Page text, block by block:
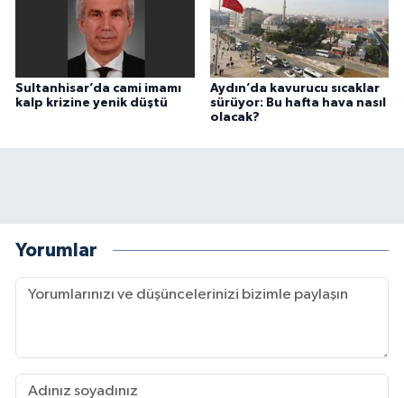
Sultanhisar’da cami imamı
kalp krizine yenik düştü
Aydın’da kavurucu sıcaklar
sürüyor: Bu hafta hava nasıl
olacak?
Yorumlar